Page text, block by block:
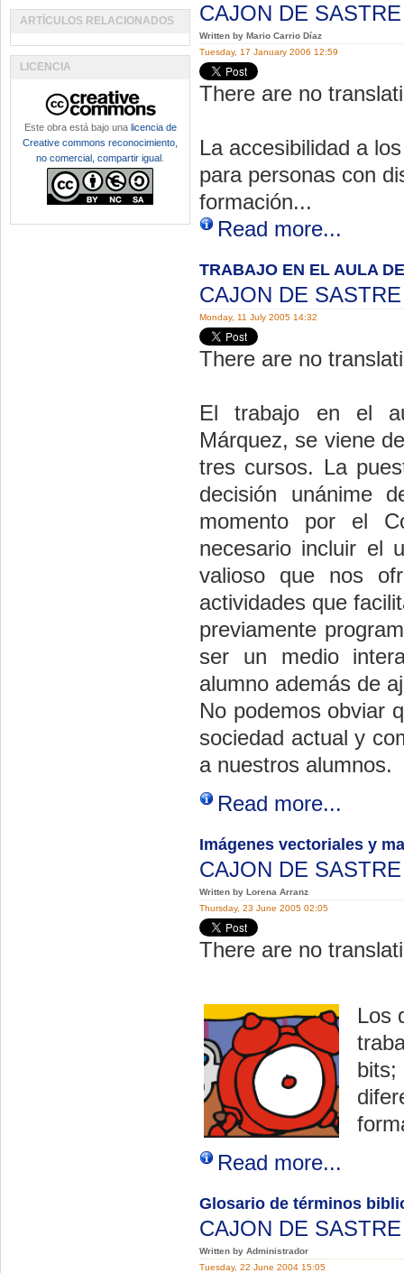
CAJON DE
Written by Mario Carrio Díaz
Tuesday, 17 January 2006 12:59
There are no
La accesibilidad a
para personas con
formación...
Read more...
TRABAJO EN EL AULA
CAJON DE
Monday, 11 July 2005 14:32
There are no
El trabajo en el
Márquez, se viene
tres cursos. La
decisión unánime
momento por el
necesario incluir el
valioso que nos
actividades que
previamente
ser un medio
alumno además de
No podemos obviar
sociedad actual y
a nuestros alumnos.
Read more...
Imágenes vectoriales y
CAJON DE
Written by Lorena Arranz
Thursday, 23 June 2005 02:05
There are no
Los
bits;
Read more...
Glosario de términos
CAJON DE
Written by Administrador
Tuesday, 22 June 2004 15:05
ARTÍCULOS RELACIONADOS
LICENCIA
Este obra está bajo una licencia de
Creative commons reconocimiento,
no comercial, compartir igual